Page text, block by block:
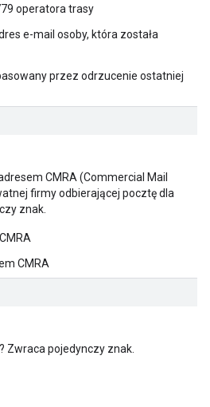
operatora trasy
e-mail osoby, która została
przez odrzucenie ostatniej
CMRA (Commercial Mail
firmy odbierającej pocztę dla
znak.
CMRA
Zwraca pojedynczy znak.